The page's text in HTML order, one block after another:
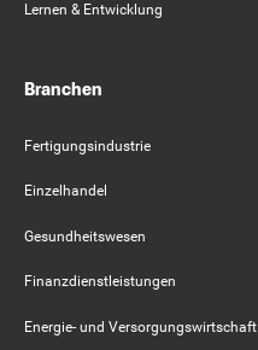
Lernen & Entwicklung
Branchen
Fertigungsindustrie
Einzelhandel
Gesundheitswesen
Finanzdienstleistungen
Energie- und Versorgungswirtschaft